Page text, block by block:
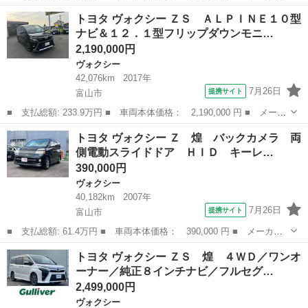
名： トヨタ ■ 車種名： ヴォクシー ■ グレード名： Ｘ Ｌエ
ディション ワンセグ ＨＤＤナビ ＤＶＤ再生 バックカメラ Ｅ
ＴＣ 電動ス...
長野 松本市 ヴォクシー
トヨタ ヴォクシー ＺＳ ＡＬＰＩＮＥ１０型
ナビ＆１２．１型フリップダウンモニ…
2,190,000円
ヴォクシー
42,076km
2017年
富山市
提携サイト 7月26日
■ 支払総額: 233.9万円 ■ 車両本体価格： 2,190,000 円 ■ メーカ
ー名： トヨタ ■ 車種名： ヴォクシー ■ グレード名： ＺＳ
ＡＬＰＩＮＥ１０型ナビ＆１２．１型フリップダウンモニター 両側
パワース...
富山 富山市 ヴォクシー
トヨタ ヴォクシー Ｚ 煌 バックカメラ 両
側電動スライドドア ＨＩＤ キーレ…
390,000円
ヴォクシー
40,182km
2007年
富山市
提携サイト 7月26日
■ 支払総額: 61.4万円 ■ 車両本体価格： 390,000 円 ■ メーカー
名： トヨタ ■ 車種名： ヴォクシー ■ グレード名： Ｚ 煌
バックカメラ 両側電動スライドドア ＨＩＤ キーレスエントリ
ー 電動格納ミ...
富山 富山市 ヴォクシー
トヨタ ヴォクシー ＺＳ 煌 ４ＷＤ／ワンオ
ーナー／純正８インチナビ／フルセグ…
2,499,000円
ヴォクシー